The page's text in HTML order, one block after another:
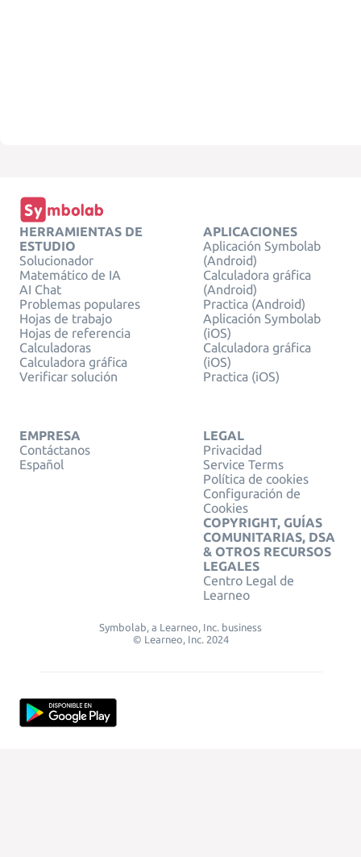
HERRAMIENTAS DE
ESTUDIO
Solucionador
Matemático de IA
AI Chat
Problemas populares
Hojas de trabajo
Hojas de referencia
Calculadoras
Calculadora gráfica
Verificar solución
APLICACIONES
Aplicación Symbolab
(Android)
Calculadora gráfica
(Android)
Practica (Android)
Aplicación Symbolab
(iOS)
Calculadora gráfica
(iOS)
Practica (iOS)
EMPRESA
Contáctanos
Español
LEGAL
Privacidad
Service Terms
Política de cookies
Configuración de
Cookies
COPYRIGHT, GUÍAS
COMUNITARIAS, DSA
& OTROS RECURSOS
LEGALES
Centro Legal de
Learneo
Symbolab, a Learneo, Inc. business
© Learneo, Inc. 2024